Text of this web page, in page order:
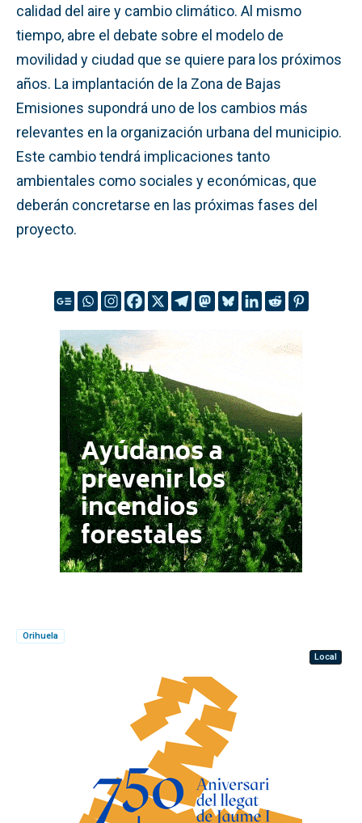
calidad del aire y cambio climático. Al mismo
tiempo, abre el debate sobre el modelo de
movilidad y ciudad que se quiere para los próximos
años. La implantación de la Zona de Bajas
Emisiones supondrá uno de los cambios más
relevantes en la organización urbana del municipio.
Este cambio tendrá implicaciones tanto
ambientales como sociales y económicas, que
deberán concretarse en las próximas fases del
proyecto.
Orihuela
Local